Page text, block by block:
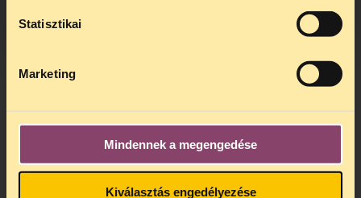
Statisztikai
Marketing
Mindennek a megengedése
Kiválasztás engedélyezése
alatt is elér minket.